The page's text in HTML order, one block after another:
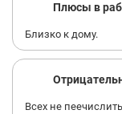
Плюсы в
Близко к дому.
Всех не